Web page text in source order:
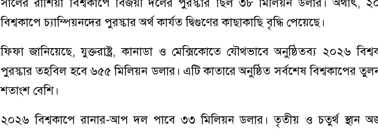
বিশ্বকাপে চ্যাম্পিয়নদের পুরস্কার অর্থ কার্যত দ্বিগুণের কাছাকাছি বৃদ্ধি পেয়েছে।
ফিফা জানিয়েছে, যুক্তরাষ্ট্র, কানাডা ও মেক্সিকোতে যৌথভাবে অনুষ্ঠিতব্য ২০২৬
পুরস্কার তহবিল হবে ৬৫৫ মিলিয়ন ডলার। এটি কাতারে অনুষ্ঠিত সর্বশেষ বিশ্বকাপের
শতাংশ বেশি।
২০২৬ বিশ্বকাপে রানার-আপ দল পাবে ৩৩ মিলিয়ন ডলার। তৃতীয় ও চতুর্থ স্থান